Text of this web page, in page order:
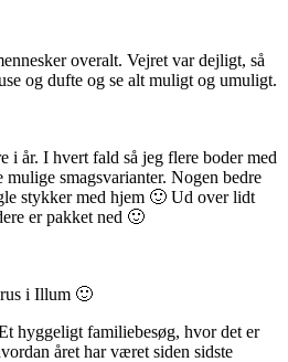
overalt. Vejret var dejligt, så
og dufte og se alt muligt og umuligt.
i år. I hvert fald så jeg flere boder med
smagsvarianter. Nogen bedre
stykker med hjem 🙂 Ud over lidt
er pakket ned 🙂
i Illum 🙂
hyggeligt familiebesøg, hvor det er
året har været siden sidste